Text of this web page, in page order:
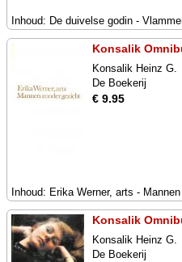
Inhoud: De duivelse godin -
Konsalik
Konsalik Heinz G.
De Boekerij
€ 9.95
Inhoud: Erika Werner, arts -
Konsalik
Konsalik Heinz G.
De Boekerij